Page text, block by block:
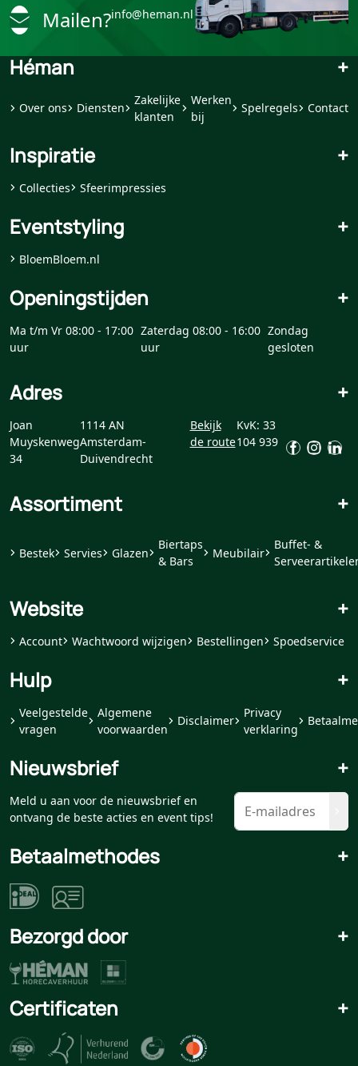
Mailen?info@heman.nl
Héman +
Over ons Diensten
Zakelijke
klanten
Werken
bij
Spelregels Contact
Inspiratie +
Collecties Sfeerimpressies
Eventstyling +
BloemBloem.nl
Openingstijden +
Ma t/m Vr 08:00 - 17:00
uur
Zaterdag 08:00 - 16:00
uur
Zondag
gesloten
Adres +
Joan
Muyskenweg
34
1114 AN
Amsterdam-
Duivendrecht
Bekijk
de route
KvK: 33
104 939
Assortiment +
Bestek Servies Glazen
Biertaps
& Bars
Meubilair
Buffet- &
Website +
Account Wachtwoord wijzigen Bestellingen Spoedservice
Hulp +
Veelgestelde
vragen
Algemene
voorwaarden
Disclaimer
Privacy
verklaring
Nieuwsbrief +
Meld u aan voor de nieuwsbrief en
ontvang de beste acties en event tips!
Betaalmethodes +
Bezorgd door +
Certificaten +